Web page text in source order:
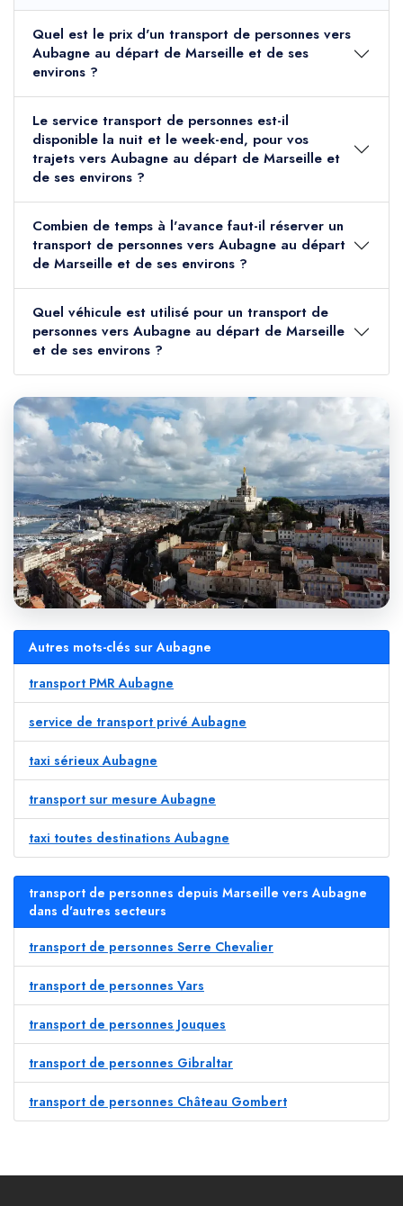
Quel est le prix d'un transport de personnes vers
Aubagne au départ de Marseille et de ses
environs ?
Le service transport de personnes est-il
disponible la nuit et le week-end, pour vos
trajets vers Aubagne au départ de Marseille et
de ses environs ?
Combien de temps à l'avance faut-il réserver un
transport de personnes vers Aubagne au départ
de Marseille et de ses environs ?
Quel véhicule est utilisé pour un transport de
personnes vers Aubagne au départ de Marseille
et de ses environs ?
Autres mots-clés sur Aubagne
transport PMR Aubagne
service de transport privé Aubagne
taxi sérieux Aubagne
transport sur mesure Aubagne
taxi toutes destinations Aubagne
transport de personnes depuis Marseille vers Aubagne
dans d'autres secteurs
transport de personnes Serre Chevalier
transport de personnes Vars
transport de personnes Jouques
transport de personnes Gibraltar
transport de personnes Château Gombert